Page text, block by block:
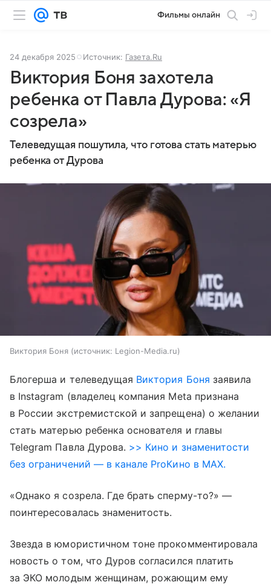
Фильмы онлайн
24 декабря 2025 Источник: Газета.Ru
Виктория Боня захотела
ребенка от Павла Дурова: «Я
созрела»
Телеведущая пошутила, что готова стать матерью
ребенка от Дурова
Виктория Боня источник: Legion-Media.ru
Блогерша и телеведущая Виктория Боня заявила
в Instagram (владелец компания Meta признана
в России экстремистской и запрещена) о желании
стать матерью ребенка основателя и главы
Telegram Павла Дурова. >> Кино и знаменитости
без ограничений — в канале ProКино в MAX.
«Однако я созрела. Где брать сперму-то?» —
поинтересовалась знаменитость.
Звезда в юмористичном тоне прокомментировала
новость о том, что Дуров согласился платить
за ЭКО молодым женщинам, рожающим ему